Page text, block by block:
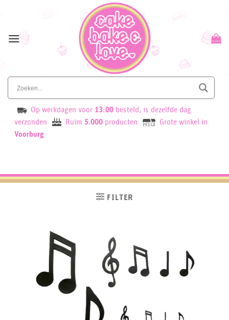
content
Op werkdagen voor 13:00 besteld, is dezelfde dag
verzonden
Ruim 5.000 producten
Grote winkel in
Voorburg
FILTER